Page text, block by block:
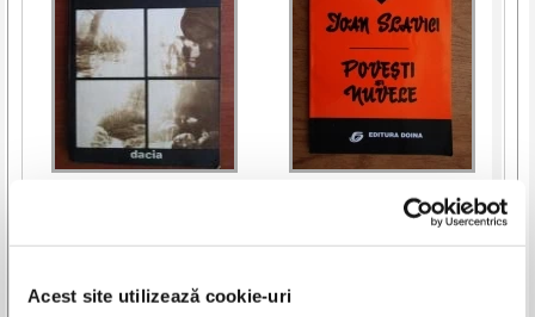
Acest site utilizează cookie-uri
Pret:6,00Lei
Pret:10,00Lei6,50Lei